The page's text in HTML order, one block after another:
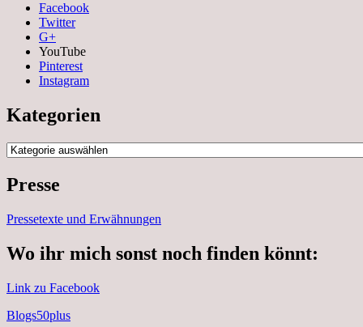
Facebook
Twitter
G+
YouTube
Pinterest
Instagram
Kategorien
Kategorien
Presse
Pressetexte und Erwähnungen
Wo ihr mich sonst noch finden könnt:
Link zu Facebook
Blogs50plus